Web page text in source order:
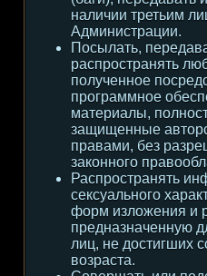
наличии третьим
Администрации.
Посылать,
распространять
полученное
программное
материалы,
защищенные
правами, без
законного
Распространять
сексуального
форм изложения и
предназначенную
лиц, не достигших
возраста.